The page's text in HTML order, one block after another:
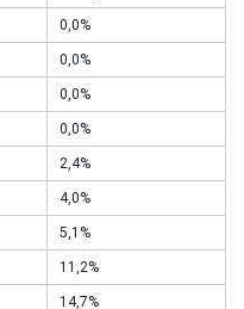
0,0%
0,0%
0,0%
0,0%
2,4%
4,0%
5,1%
11,2%
14,7%